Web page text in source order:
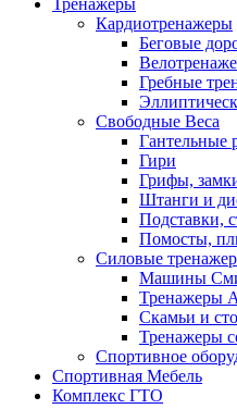
Кардиотренажеры
Беговые
Гребные
Свободные Веса
Гантельные
Гири
Грифы,
Штанги и
Подставки,
Помосты,
Силовые
Машины
Тренажеры
Скамьи и
Тренажеры
Спортивное
Спортивная Мебель
Комплекс ГТО